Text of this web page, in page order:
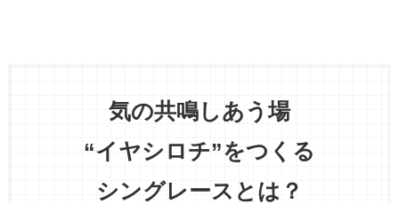
気の共鳴しあう場
“イヤシロチ”をつくる
シングレースとは？